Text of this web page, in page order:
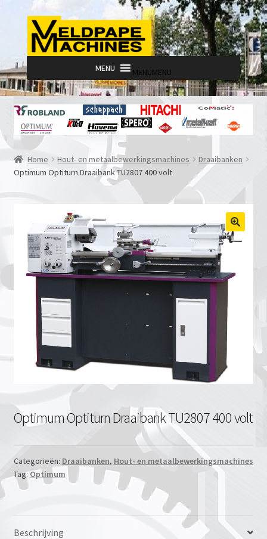
Ga
door
naar
navigatie
Ga
naar
de
inhoud
MENUMENU
Home Hout- en metaalbewerkingsmachines
Draaibanken
Optimum Optiturn Draaibank TU2807 400 volt
🔍
Optimum Optiturn Draaibank TU2807 400 volt
Categorieën: Draaibanken, Hout- en metaalbewerkingsmachines
Tag:Optimum
Beschrijving